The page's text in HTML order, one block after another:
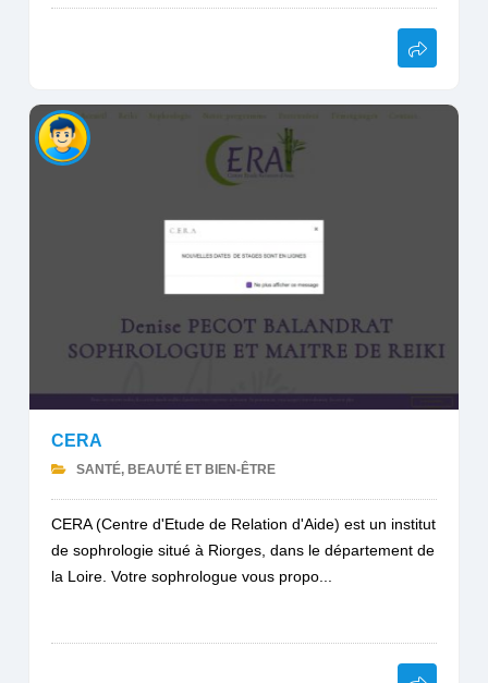
CERA
SANTÉ, BEAUTÉ ET BIEN-ÊTRE
CERA (Centre d'Etude de Relation d'Aide) est un institut
de sophrologie situé à Riorges, dans le département de
la Loire. Votre sophrologue vous propo...